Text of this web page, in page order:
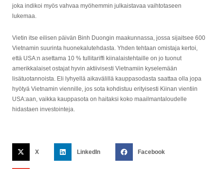
joka indikoi myös vahvaa myöhemmin julkaistavaa vaihtotaseen
lukemaa.
Vietin itse eilisen päivän Binh Duongin maakunnassa, jossa sijaitsee 600
Vietnamin suurinta huonekalutehdasta. Yhden tehtaan omistaja kertoi,
että USA:n asettama 10 % tullitariffi kiinalaistehtaille on jo tuonut
amerikkalaiset ostajat hyvin aktiivisesti Vietnamiin kyselemään
lisätuotannoista. Eli lyhyellä aikavälillä kauppasodasta saattaa olla jopa
hyötyä Vietnamin viennille, jos sota kohdistuu erityisesti Kiinan vientiin
USA:aan, vaikka kauppasota on haitaksi koko maailmantaloudelle
hidastaen investointeja.
X LinkedIn Facebook